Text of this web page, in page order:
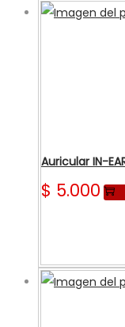
Auricular IN-
$ 5.000